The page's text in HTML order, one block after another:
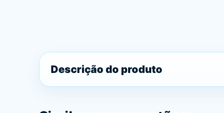
Descrição do produto